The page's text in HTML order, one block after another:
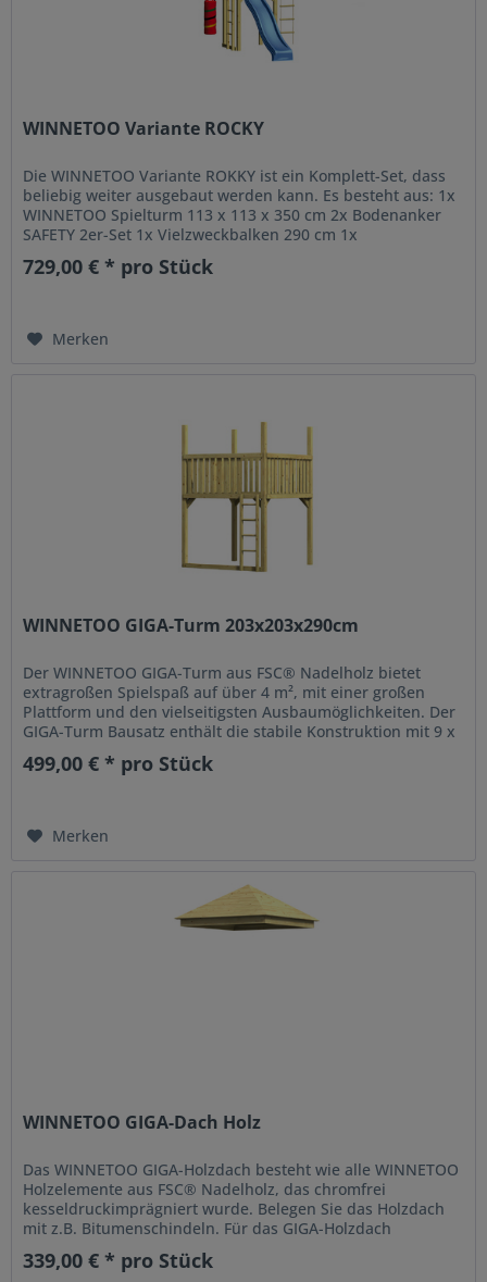
WINNETOO Variante ROCKY
Die WINNETOO Variante ROKKY ist ein Komplett-Set, dass
beliebig weiter ausgebaut werden kann. Es besteht aus: 1x
WINNETOO Spielturm 113 x 113 x 350 cm 2x Bodenanker
SAFETY 2er-Set 1x Vielzweckbalken 290 cm 1x
Wellenrutsche Blau 295 cm 3x...
729,00 € * pro Stück
Merken
WINNETOO GIGA-Turm 203x203x290cm
Der WINNETOO GIGA-Turm aus FSC® Nadelholz bietet
extragroßen Spielspaß auf über 4 m², mit einer großen
Plattform und den vielseitigsten Ausbaumöglichkeiten. Der
GIGA-Turm Bausatz enthält die stabile Konstruktion mit 9 x
9 cm Pfosten,...
499,00 € * pro Stück
Merken
WINNETOO GIGA-Dach Holz
Das WINNETOO GIGA-Holzdach besteht wie alle WINNETOO
Holzelemente aus FSC® Nadelholz, das chromfrei
kesseldruckimprägniert wurde. Belegen Sie das Holzdach
mit z.B. Bitumenschindeln. Für das GIGA-Holzdach
benötigen Sie Dachbelag...
339,00 € * pro Stück